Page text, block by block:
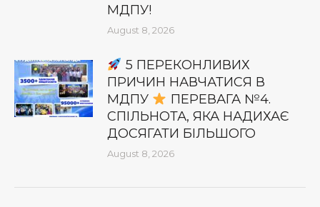
МДПУ!
August 8, 2026
5 ПЕРЕКОНЛИВИХ
ПРИЧИН НАВЧАТИСЯ В
МДПУ
ПЕРЕВАГА №4.
СПІЛЬНОТА, ЯКА НАДИХАЄ
ДОСЯГАТИ БІЛЬШОГО
August 8, 2026